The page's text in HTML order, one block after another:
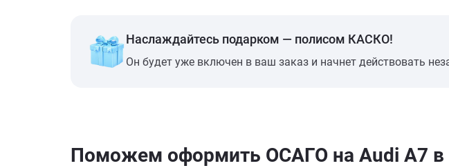
Наслаждайтесь подарком — полисом КАСКО!
Он будет уже включен в ваш заказ и начнет действовать
Поможем оформить ОСАГО на Audi A7 в